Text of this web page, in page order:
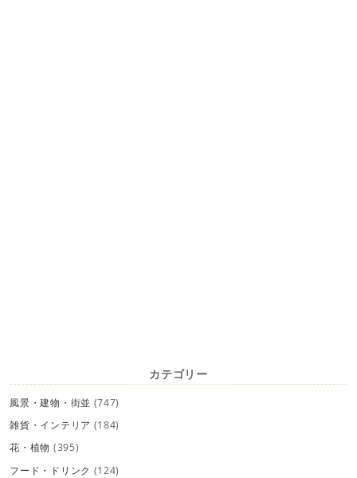
カテゴリー
風景・建物・街並 (747)
雑貨・インテリア (184)
花・植物 (395)
フード・ドリンク (124)